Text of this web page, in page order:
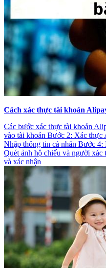
Cách xác thực tài khoản
Các bước xác thực tài khoản
vào tài khoản Bước 2: Xác thực
Nhập thông tin cá nhân Bước
Quét ảnh hộ chiếu và người
và xác nhận